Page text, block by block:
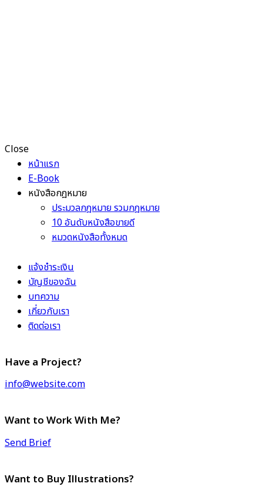
Close
หน้าแรก
E-Book
หนังสือกฎหมาย
ประมวลกฎหมาย รวมกฎหมาย
10 อันดับหนังสือขายดี
หมวดหนังสือทั้งหมด
แจ้งชำระเงิน
บัญชีของฉัน
บทความ
เกี่ยวกับเรา
ติดต่อเรา
Have a Project?
info@website.com
Want to Work With Me?
Send Brief
Want to Buy Illustrations?